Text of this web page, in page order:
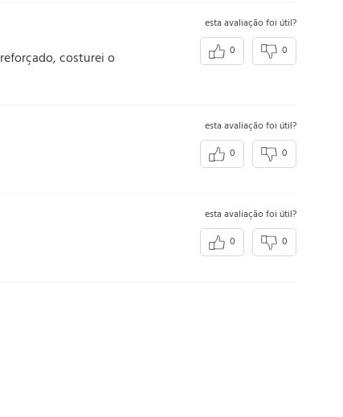
costurei o
esta avaliação foi útil?
0
0
esta avaliação foi útil?
0
0
esta avaliação foi útil?
0
0